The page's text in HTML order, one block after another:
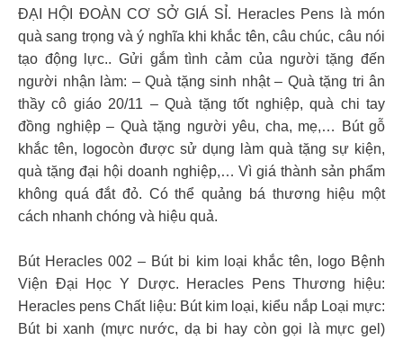
ĐẠI HỘI ĐOÀN CƠ SỞ GIÁ SỈ. Heracles Pens là món
quà sang trọng và ý nghĩa khi khắc tên, câu chúc, câu nói
tạo động lực.. Gửi gắm tình cảm của người tặng đến
người nhận làm: – Quà tặng sinh nhật – Quà tặng tri ân
thầy cô giáo 20/11 – Quà tặng tốt nghiệp, quà chi tay
đồng nghiệp – Quà tặng người yêu, cha, mẹ,… Bút gỗ
khắc tên, logocòn được sử dụng làm quà tặng sự kiện,
quà tặng đại hội doanh nghiệp,… Vì giá thành sản phẩm
không quá đắt đỏ. Có thể quảng bá thương hiệu một
cách nhanh chóng và hiệu quả.
Bút Heracles 002 – Bút bi kim loại khắc tên, logo Bệnh
Viện Đại Học Y Dược. Heracles Pens Thương hiệu:
Heracles pens Chất liệu: Bút kim loại, kiểu nắp Loại mực:
Bút bi xanh (mực nước, dạ bi hay còn gọi là mực gel)